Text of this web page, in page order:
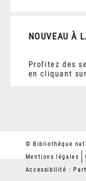
NOUVEAU À
Profitez des
en cliquant sur
© Bibliothèque
Mentions légales
Accessibilité :